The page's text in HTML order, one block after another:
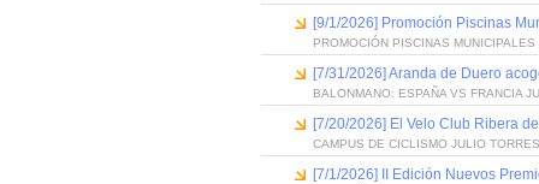
[9/1/2026] Promoción Piscinas
PROMOCIÓN PISCINAS
[7/31/2026] Aranda de Duero
BALONMANO: ESPAÑA VS FRANCIA
[7/20/2026] El Velo Club Ribera
CAMPUS DE CICLISMO JULIO
[7/1/2026] II Edición Nuevos